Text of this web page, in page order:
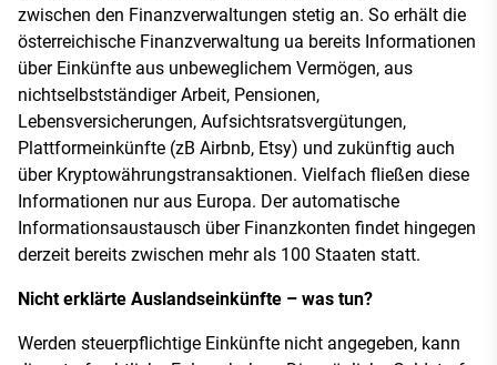
zwischen den Finanzverwaltungen stetig an. So erhält die
österreichische Finanzverwaltung ua bereits Informationen
über Einkünfte aus unbeweglichem Vermögen, aus
nichtselbstständiger Arbeit, Pensionen,
Lebensversicherungen, Aufsichtsratsvergütungen,
Plattformeinkünfte (zB Airbnb, Etsy) und zukünftig auch
über Kryptowährungstransaktionen. Vielfach fließen diese
Informationen nur aus Europa. Der automatische
Informationsaustausch über Finanzkonten findet hingegen
derzeit bereits zwischen mehr als 100 Staaten statt.
Nicht erklärte Auslandseinkünfte – was tun?
Werden steuerpflichtige Einkünfte nicht angegeben, kann